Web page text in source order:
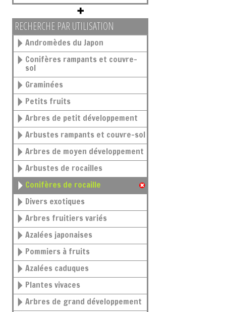
RECHERCHE PAR UTILISATION
Andromèdes du Japon
Conifères rampants et couvre-
sol
Graminées
Petits fruits
Arbres de petit développement
Arbustes rampants et couvre-sol
Arbres de moyen développement
Arbustes de rocailles
Conifères de rocaille
Divers exotiques
Arbres fruitiers variés
Azalées japonaises
Pommiers à fruits
Azalées caduques
Plantes vivaces
Arbres de grand développement